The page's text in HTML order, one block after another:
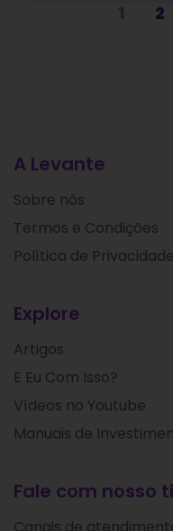
2
A Levante
Sobre nós
Termos e Condições
Política de Privacidade
Explore
Artigos
E Eu Com Isso?
Vídeos no Youtube
Manuais de
Fale com nosso